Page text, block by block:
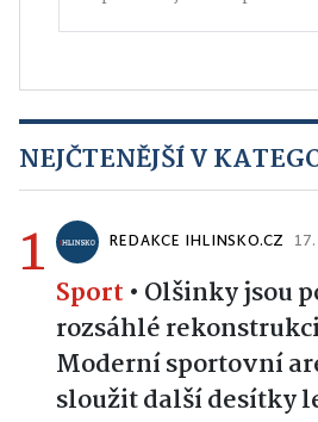
NEJČTENĚJŠÍ V
1 REDAKCE IHLINSKO.CZ
Sport • Olšinky jsou
rozsáhlé
Moderní sportovní
sloužit další desítky